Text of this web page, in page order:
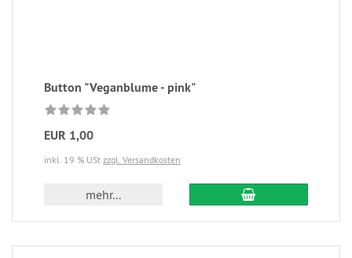
Button "Veganblume - pink"
EUR 1,00
inkl. 19 % USt zzgl. Versandkosten
mehr...